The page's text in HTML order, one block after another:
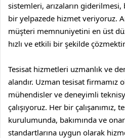
sistemleri, arızaların
bir yelpazede hizmet veriyoruz.
müşteri memnuniyetini en üst
hızlı ve etkili bir şekilde
Tesisat hizmetleri uzmanlık ve
alandır. Uzman tesisat firmamız
mühendisler ve deneyimli
çalışıyoruz. Her bir çalışanımız,
kurulumunda, bakımında ve
standartlarına uygun olarak